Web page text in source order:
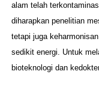
alam telah
diharapkan penelitian
tetapi juga
sedikit energi. Untuk
bioteknologi dan